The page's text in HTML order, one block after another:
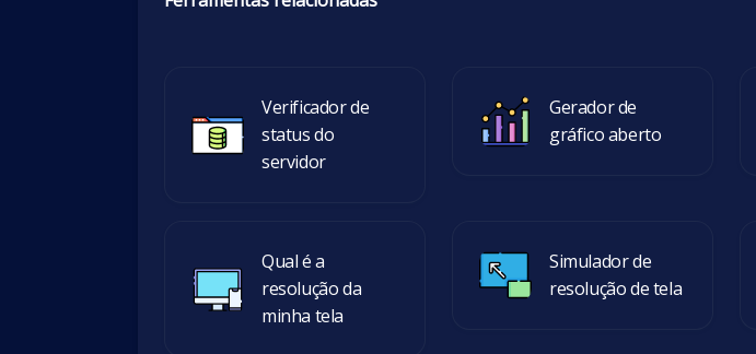
Verificador de
status do
servidor
Gerador de
gráfico aberto
Qual é a
resolução da
minha tela
Simulador de
resolução de tela